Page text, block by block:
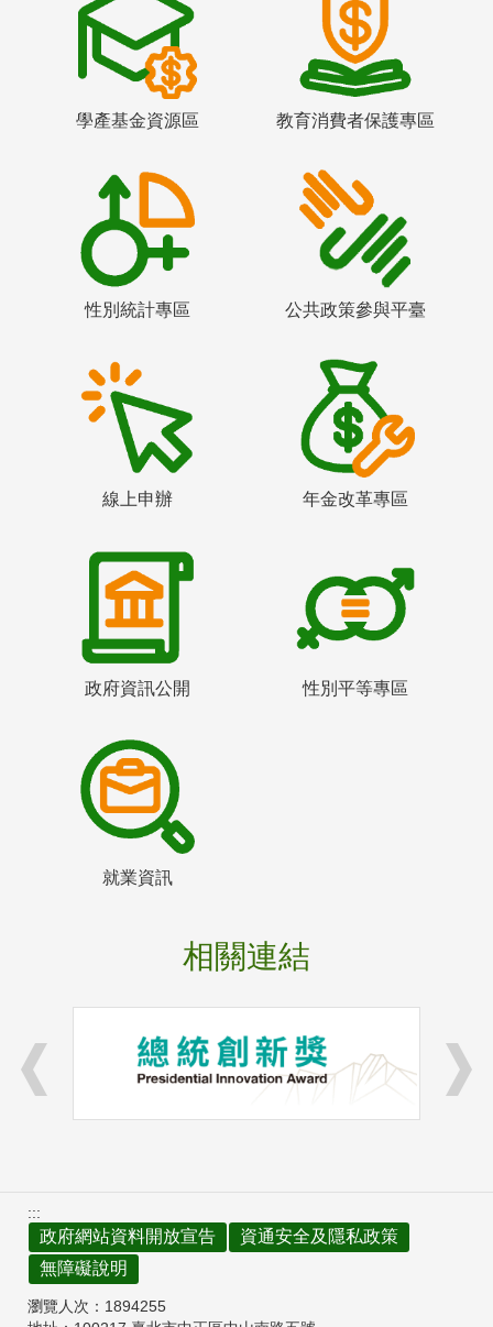
學產基金資源區 教育消費者保護專區
性別統計專區 公共政策參與平臺
線上申辦 年金改革專區
政府資訊公開 性別平等專區
就業資訊
相關連結
:::
政府網站資料開放宣告
資通安全及隱私政策
無障礙說明
瀏覽人次： 1894255